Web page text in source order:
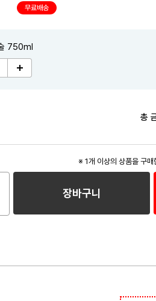
무료배송
750ml
총
※ 1개 이상의 상품을 구매
장바구니